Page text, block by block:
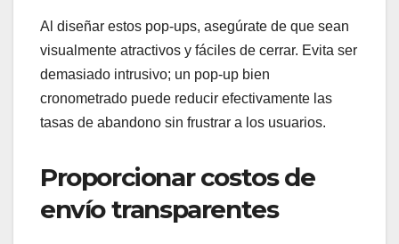
Al diseñar estos pop-ups, asegúrate de que sean
visualmente atractivos y fáciles de cerrar. Evita ser
demasiado intrusivo; un pop-up bien
cronometrado puede reducir efectivamente las
tasas de abandono sin frustrar a los usuarios.
Proporcionar costos de
envío transparentes